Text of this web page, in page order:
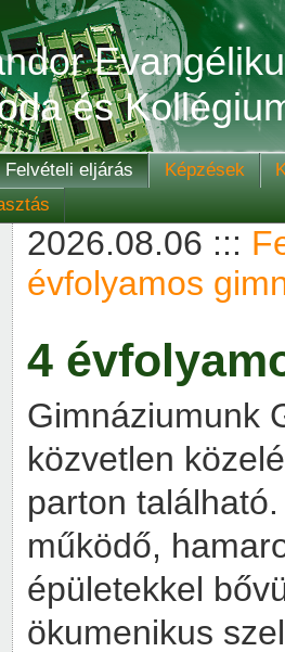
és
Felvételi eljárás Képzések
2026.08.06 :::
évfolyamos
4
Gimnáziumunk
közvetlen
parton
működő,
épületekkel
ökumenikus